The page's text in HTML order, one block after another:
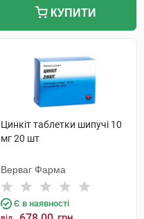
КУПИТИ
Цинкіт таблетки шипучі 10
мг 20 шт
Верваг Фарма
Є в наявності